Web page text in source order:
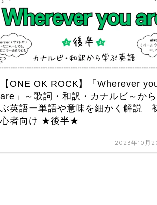
【ONE OK ROCK】「Wherever
are」～歌詞・和訳・カナルビ～か
ぶ英語ー単語や意味を細かく解説
心者向け ★後半★
2023年10月